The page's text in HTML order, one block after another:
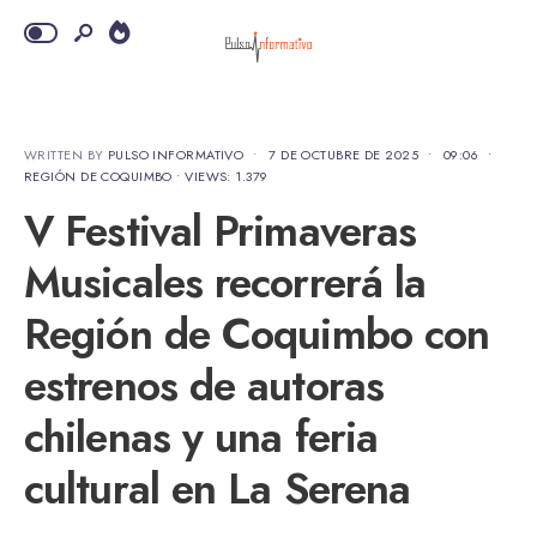
WRITTEN BY PULSO INFORMATIVO • 7 DE OCTUBRE DE 2025 • 09:06
•
REGIÓN DE COQUIMBO •VIEWS: 1.379
V Festival Primaveras
Musicales recorrerá la
Región de Coquimbo con
estrenos de autoras
chilenas y una feria
cultural en La Serena